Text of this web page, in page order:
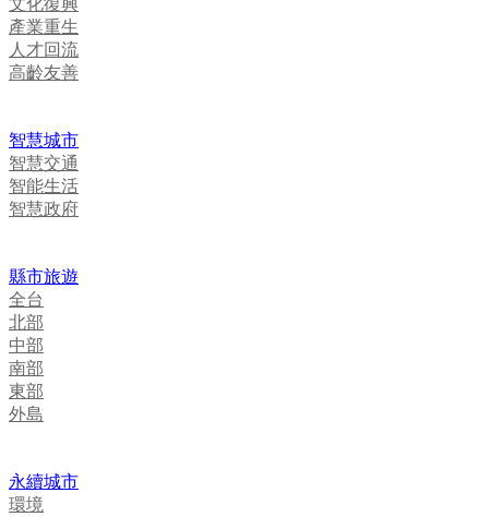
文化復興
產業重生
人才回流
高齡友善
智慧城市
智慧交通
智能生活
智慧政府
縣市旅遊
全台
北部
中部
南部
東部
外島
永續城市
環境